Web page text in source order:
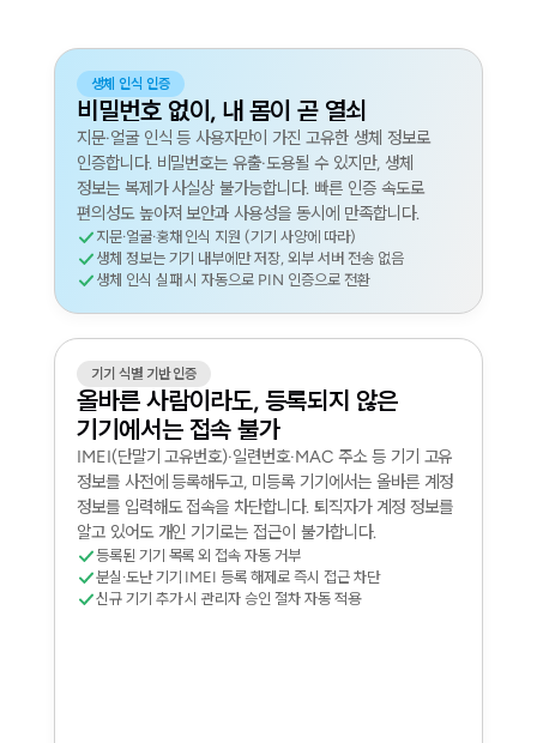
생체 인식 인증
비밀번호 없이, 내 몸이 곧 열쇠
지문·얼굴 인식 등 사용자만이 가진 고유한 생체 정보로
인증합니다. 비밀번호는 유출·도용될 수 있지만, 생체
정보는 복제가 사실상 불가능합니다. 빠른 인증 속도로
편의성도 높아져 보안과 사용성을 동시에 만족합니다.
지문·얼굴·홍채 인식 지원 (기기 사양에 따라)
생체 정보는 기기 내부에만 저장, 외부 서버 전송 없음
생체 인식 실패 시 자동으로 PIN 인증으로 전환
기기 식별 기반 인증
올바른 사람이라도, 등록되지 않은
기기에서는 접속 불가
IMEI(단말기 고유번호)·일련번호·MAC 주소 등 기기 고유
정보를 사전에 등록해두고, 미등록 기기에서는 올바른 계정
정보를 입력해도 접속을 차단합니다. 퇴직자가 계정 정보를
알고 있어도 개인 기기로는 접근이 불가합니다.
등록된 기기 목록 외 접속 자동 거부
분실·도난 기기 IMEI 등록 해제로 즉시 접근 차단
신규 기기 추가 시 관리자 승인 절차 자동 적용